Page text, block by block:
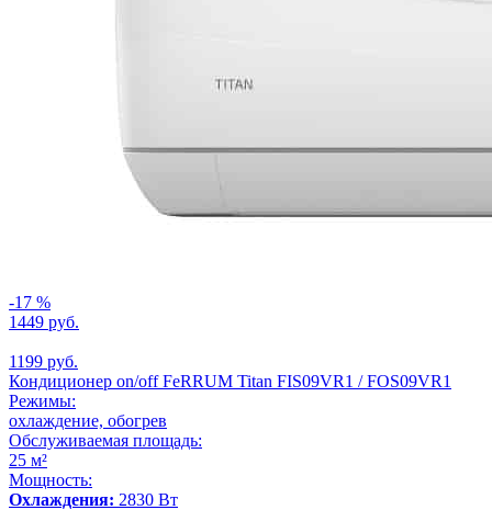
-17 %
1449 руб.
1199 руб.
Кондиционер on/off FeRRUM Titan FIS09VR1 / FOS09VR1
Режимы:
охлаждение, обогрев
Обслуживаемая площадь:
25 м²
Мощность:
Охлаждения: 2830 Вт